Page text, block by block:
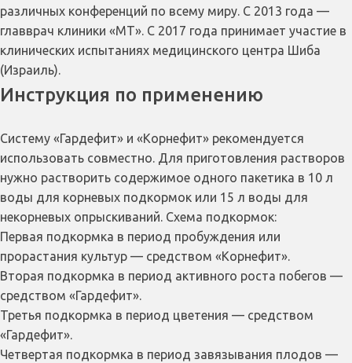
различных конференций по всему миру. С 2013 года —
главврач клиники «МТ». С 2017 года принимает участие в
клинических испытаниях медицинского центра Шиба
(Израиль).
Инструкция по применению
Систему «Гардефит» и «Корнефит» рекомендуется
использовать совместно. Для приготовления растворов
нужно растворить содержимое одного пакетика в 10 л
воды для корневых подкормок или 15 л воды для
некорневых опрыскиваний. Схема подкормок:
Первая подкормка в период пробуждения или
прорастания культур — средством «Корнефит».
Вторая подкормка в период активного роста побегов —
средством «Гардефит».
Третья подкормка в период цветения — средством
«Гардефит».
Четвертая подкормка в период завязывания плодов —